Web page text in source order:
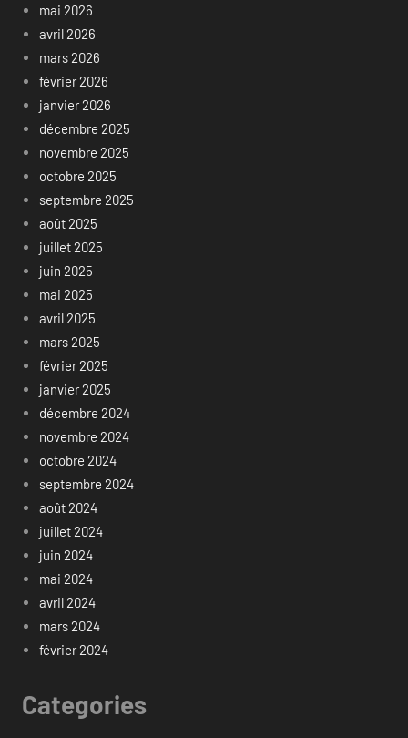
mai 2026
avril 2026
mars 2026
février 2026
janvier 2026
décembre 2025
novembre 2025
octobre 2025
septembre 2025
août 2025
juillet 2025
juin 2025
mai 2025
avril 2025
mars 2025
février 2025
janvier 2025
décembre 2024
novembre 2024
octobre 2024
septembre 2024
août 2024
juillet 2024
juin 2024
mai 2024
avril 2024
mars 2024
février 2024
Categories